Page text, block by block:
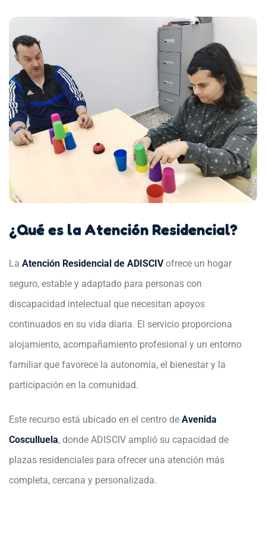
¿Qué es la Atención Residencial?
La Atención Residencial de ADISCIVofrece un hogar
seguro, estable y adaptado para personas con
discapacidad intelectual que necesitan apoyos
continuados en su vida diaria. El servicio proporciona
alojamiento, acompañamiento profesional y un entorno
familiar que favorece la autonomía, el bienestar y la
participación en la comunidad.
Este recurso está ubicado en el centro de Avenida
Cosculluela, donde ADISCIV amplió su capacidad de
plazas residenciales para ofrecer una atención más
completa, cercana y personalizada.